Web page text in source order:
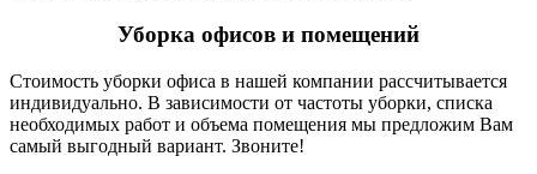
Уборка офисов и помещений
Стоимость уборки офиса в нашей компании рассчитывается
индивидуально. В зависимости от частоты уборки, списка
необходимых работ и объема помещения мы предложим Вам
самый выгодный вариант. Звоните!